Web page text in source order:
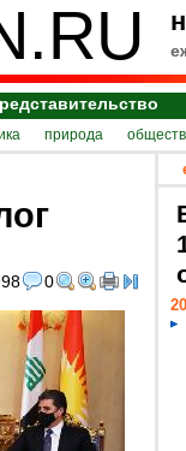
природа
0